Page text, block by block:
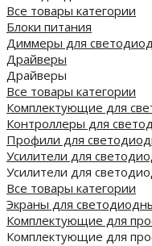
Все товары категории
Блоки питания
Диммеры для
Драйверы
Драйверы
Все товары категории
Комплектующие для
Контроллеры для
Профили для
Усилители для
Усилители для
Все товары категории
Экраны для
Комплектующие для
Комплектующие для